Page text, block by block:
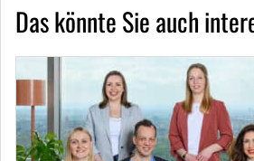
Das könnte Sie auch